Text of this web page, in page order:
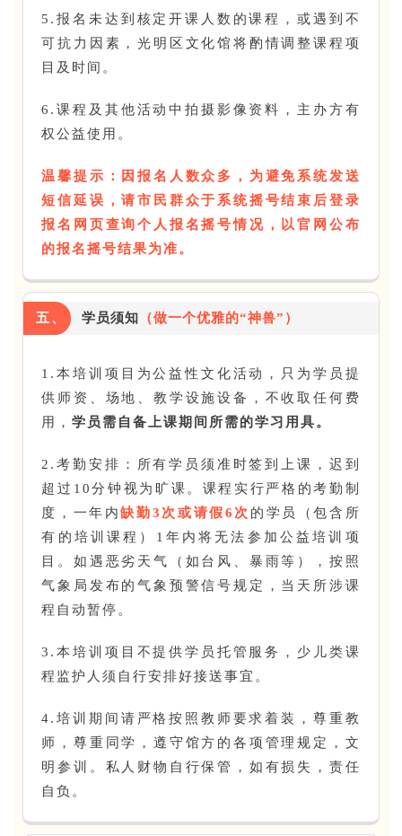
首页
公益活动
演出文娱
亲子活动
展览展会
5.报名未达到核定开课人数的课程，或遇到不
可抗力因素，光明区文化馆将酌情调整课程项
目及时间。
6.课程及其他活动中拍摄影像资料，主办方有
权公益使用。
温馨提示：因报名人数众多，为避免系统发送
短信延误，请市民群众于系统摇号结束后登录
报名网页查询个人报名摇号情况，以官网公布
的报名摇号结果为准。
五、 学员须知 （做一个优雅的“神兽”）
1.本培训项目为公益性文化活动，只为学员提
供师资、场地、教学设施设备，不收取任何费
用，学员需自备上课期间所需的学习用具。
2.考勤安排：所有学员须准时签到上课，迟到
超过10分钟视为旷课。课程实行严格的考勤制
度，一年内缺勤3次或请假6次 的学员（包含所
有的培训课程）1年内将无法参加公益培训项
目。如遇恶劣天气（如台风、暴雨等），按照
气象局发布的气象预警信号规定，当天所涉课
程自动暂停。
3.本培训项目不提供学员托管服务，少儿类课
程监护人须自行安排好接送事宜。
4.培训期间请严格按照教师要求着装，尊重教
师，尊重同学，遵守馆方的各项管理规定，文
明参训。私人财物自行保管，如有损失，责任
自负。